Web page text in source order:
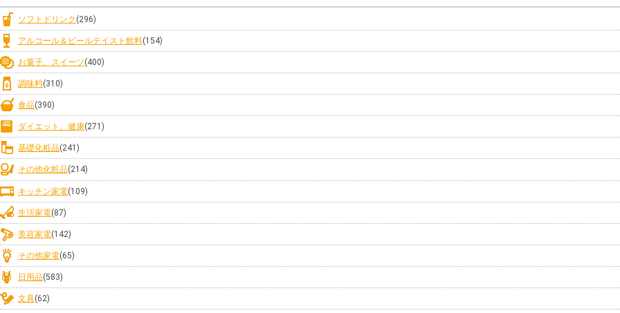
ソフトドリンク (296)
アルコール＆ビールテイスト飲料(154)
お菓子、スイーツ(400)
調味料(310)
食品(390)
ダイエット、健康(271)
基礎化粧品(241)
その他化粧品(214)
キッチン家電(109)
生活家電(87)
美容家電(142)
その他家電(65)
日用品(583)
文具(62)